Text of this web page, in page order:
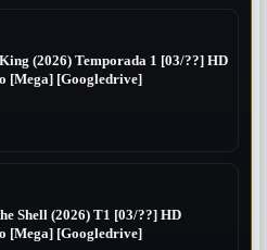
(2026) Temporada 1 [03/??] HD
[Mega] [Googledrive]
Shell (2026) T1 [03/??] HD
[Mega] [Googledrive]